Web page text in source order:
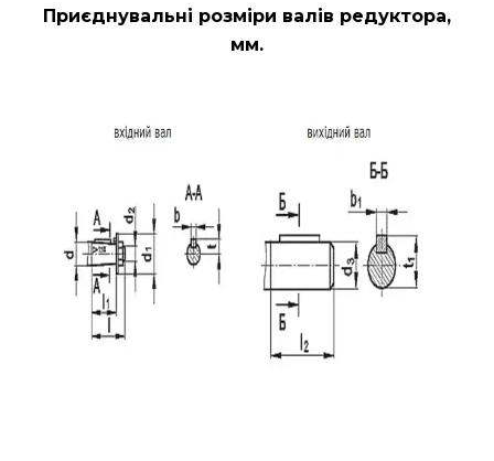
Приєднувальні розміри валів редуктора,
мм.